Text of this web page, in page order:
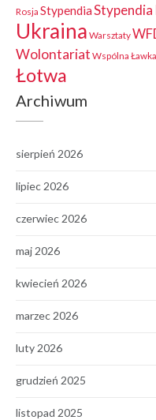
Rosja StypendiaStypendia
Ukraina Warsztaty
Wolontariat Wspólna Ławka
Łotwa
Archiwum
sierpień 2026
lipiec 2026
czerwiec 2026
maj 2026
kwiecień 2026
marzec 2026
luty 2026
grudzień 2025
listopad 2025